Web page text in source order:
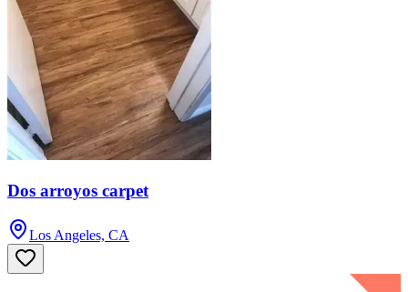
Dos arroyos carpet
Los Angeles, CA